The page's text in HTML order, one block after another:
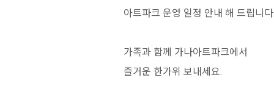
아트파크 운영 일정 안내 해 드립니
가족과 함께 가나아트파크에서
즐거운 한가위 보내세요.